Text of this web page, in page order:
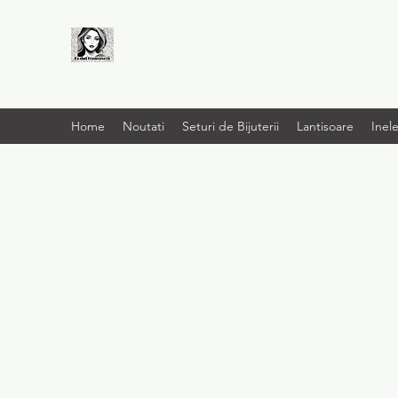
Home Noutati Seturi de Bijuterii Lantisoare Inele